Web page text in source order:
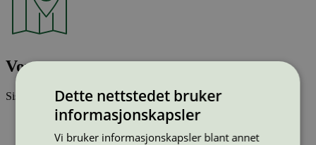
Voyager
Sist oppdatert09 jan 2026
Type: Hotellrestaurant
Lisensnummer:
2055 0206
Dette nettstedet bruker
informasjonskapsler
Vi bruker informasjonskapsler blant annet